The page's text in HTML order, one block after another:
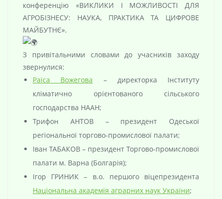
конференцію «ВИКЛИКИ І МОЖЛИВОСТІ ДЛЯ
АГРОБІЗНЕСУ: НАУКА, ПРАКТИКА ТА ЦИФРОВЕ
МАЙБУТНЄ».
З привітальними словами до учасників заходу
звернулися:
Раїса Вожегова – директорка Інституту
кліматично орієнтованого сільського
господарства НААН;
Трифон АНТОВ – президент Одеської
регіональної торгово-промислової палати;
Іван ТАБАКОВ – президент Торгово-промислової
палати м. Варна (Болгарія);
Ігор ГРИНИК – в.о. першого віцепрезидента
Національна академія аграрних наук України;